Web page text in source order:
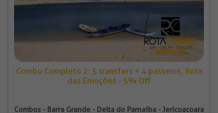
Combo Completo 2: 5 transfers + 4 passeios, Rota
das Emoções - 5% Off
Combos - Barra Grande - Delta do Parnaíba - Jericoacoara